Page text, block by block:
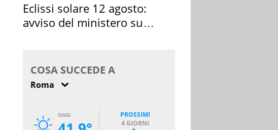
Eclissi solare 12 agosto:
avviso del ministero su